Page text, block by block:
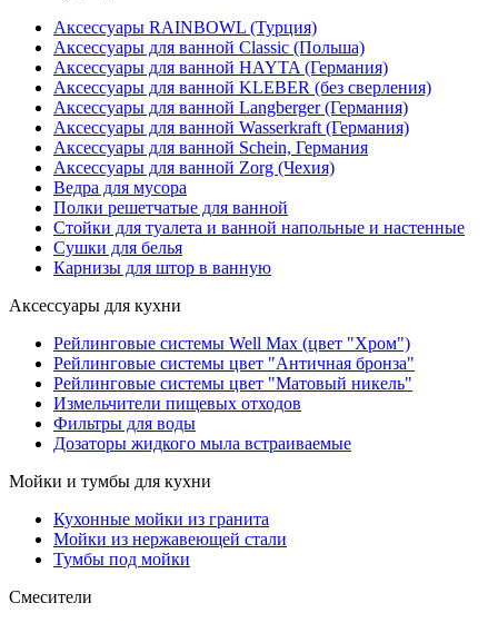
Аксессуары RAINBOWL (Турция)
Аксессуары для ванной Classic (Польша)
Аксессуары для ванной HAYTA (Германия)
Аксессуары для ванной KLEBER (без сверления)
Аксессуары для ванной Langberger (Германия)
Аксессуары для ванной Wasserkraft (Германия)
Аксессуары для ванной Schein, Германия
Аксессуары для ванной Zorg (Чехия)
Ведра для мусора
Полки решетчатые для ванной
Стойки для туалета и ванной напольные и настенные
Сушки для белья
Карнизы для штор в ванную
Аксессуары для кухни
Рейлинговые системы Well Max (цвет "Хром")
Рейлинговые системы цвет "Античная бронза"
Рейлинговые системы цвет "Матовый никель"
Измельчители пищевых отходов
Фильтры для воды
Дозаторы жидкого мыла встраиваемые
Мойки и тумбы для кухни
Кухонные мойки из гранита
Мойки из нержавеющей стали
Тумбы под мойки
Смесители